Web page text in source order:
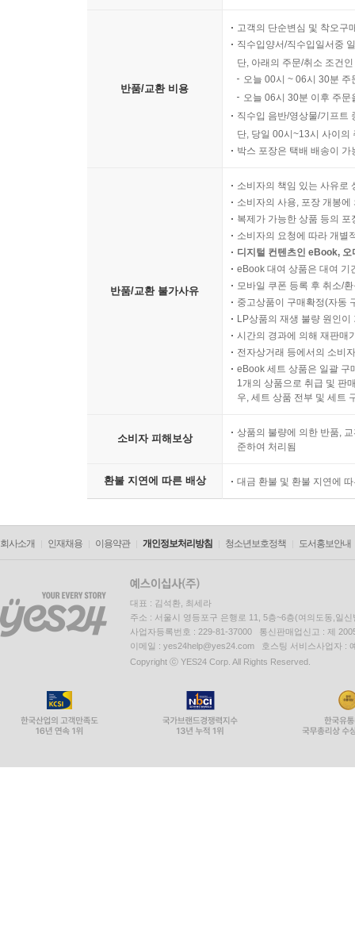
반품/교환 비용
고객의 단순변심 및 착오구
직수입양서/직수입일서중
단, 아래의 주문/취소 조건
오늘 00시 ~ 06시 30분
오늘 06시 30분 이후 주
직수입 음반/영상물/기프트
단, 당일 00시~13시 사이의
박스 포장은 택배 배송이
반품/교환 불가사유
소비자의 책임 있는 사유로
소비자의 사용, 포장 개봉
복제가 가능한 상품 등의
소비자의 요청에 따라 개별
디지털 컨텐츠인 eBook,
eBook 대여 상품은 대여 기
모바일 쿠폰 등록 후 취소/
중고상품이 구매확정(자동
LP상품의 재생 불량 원인
시간의 경과에 의해 재판매
전자상거래 등에서의 소비
eBook 세트 상품은 일괄 구
1개의 상품으로 취급 및 판
우, 세트 상품 전부 및 세트
소비자 피해보상
상품의 불량에 의한 반품,
준하여 처리됨
환불 지연에 따른 배상 대금 환불 및 환불 지연에
회사소개 인재채용 이용약관 개인정보처리방침 청소년보호정책 도서홍보안내
대표 : 김석환, 최세라
주소 : 서울시 영등포구 은행로 11, 5층~6층(여의도동,일신
사업자등록번호 : 229-81-37000 통신판매업신고 : 제
이메일 : yes24help@yes24.com 호스팅 서비스사업자 :
Copyright ⓒ YES24 Corp. All Rights Reserved.